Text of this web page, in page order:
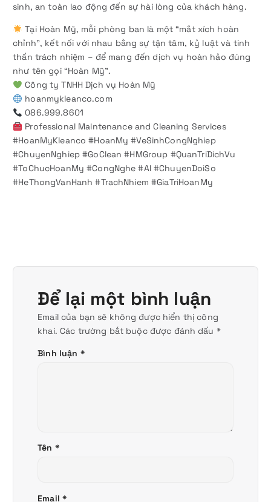
sinh, an toàn lao động đến sự hài lòng của khách hàng.
Tại Hoàn Mỹ, mỗi phòng ban là một “mắt xích hoàn
chỉnh”, kết nối với nhau bằng sự tận tâm, kỷ luật và tinh
thần trách nhiệm – để mang đến dịch vụ hoàn hảo đúng
như tên gọi “Hoàn Mỹ”.
Công ty TNHH Dịch vụ Hoàn Mỹ
hoanmykleanco.com
086.999.8601
Professional Maintenance and Cleaning Services
#HoanMyKleanco #HoanMy #VeSinhCongNghiep
#ChuyenNghiep #GoClean #HMGroup #QuanTriDichVu
#ToChucHoanMy #CongNghe #AI #ChuyenDoiSo
#HeThongVanHanh #TrachNhiem #GiaTriHoanMy
Để lại một bình luận
Email của bạn sẽ không được hiển thị công
khai. Các trường bắt buộc được đánh dấu *
Bình luận *
Tên *
Email *